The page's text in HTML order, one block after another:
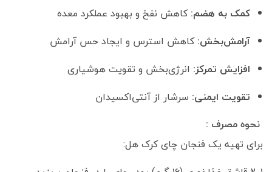
کمک به هضم:کاهش نفخ و بهبود عملکرد معده
آرامش‌بخش:کاهش استرس و ایجاد حس آرامش
افزایش تمرکز: انرژی‌بخش و تقویت هوشیاری
تقویت ایمنی: سرشار از آنتی‌اکسیدان
نحوه مصرف :
برای تهیه یک فنجان چای کرک هل: